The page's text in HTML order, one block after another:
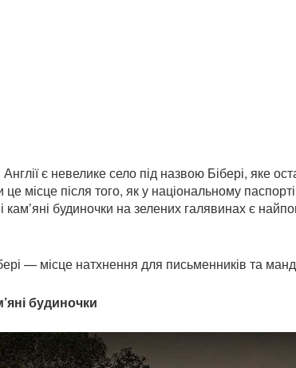
є невелике село під назвою Бібері, яке
це місце після того, як у національному
кам’яні будиночки на зелених галявинах є
— місце натхнення для письменників та
будиночки